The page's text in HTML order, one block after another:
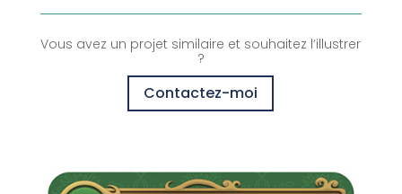
Vous avez un projet similaire et souhaitez l’illustrer
?
Contactez-moi